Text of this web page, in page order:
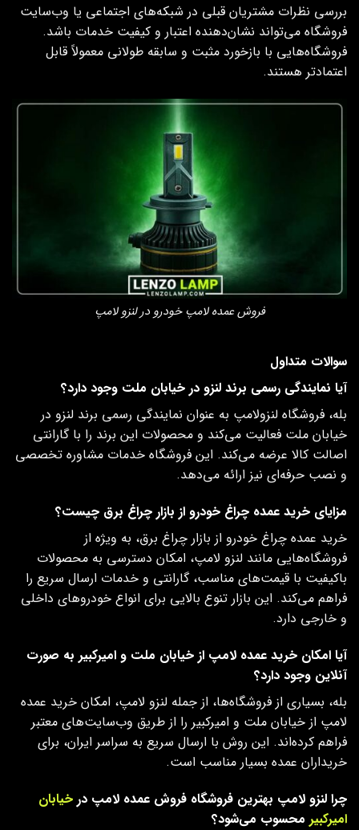
بررسی نظرات مشتریان قبلی در شبکه‌های اجتماعی یا وب‌سایت
فروشگاه می‌تواند نشان‌دهنده اعتبار و کیفیت خدمات باشد.
فروشگاه‌هایی با بازخورد مثبت و سابقه طولانی معمولاً قابل
اعتمادتر هستند.
فروش عمده لامپ خودرو در لنزو لامپ
سوالات متداول
آیا نمایندگی رسمی برند لنزو در خیابان ملت وجود دارد؟
بله، فروشگاه لنزولامپ به‌ عنوان نمایندگی رسمی برند لنزو در
خیابان ملت فعالیت می‌کند و محصولات این برند را با گارانتی
اصالت کالا عرضه می‌کند. این فروشگاه خدمات مشاوره تخصصی
و نصب حرفه‌ای نیز ارائه می‌دهد.
مزایای خرید عمده چراغ خودرو از بازار چراغ برق چیست؟
خرید عمده چراغ خودرو از بازار چراغ برق، به‌ ویژه از
فروشگاه‌هایی مانند لنزو لامپ، امکان دسترسی به محصولات
باکیفیت با قیمت‌های مناسب، گارانتی و خدمات ارسال سریع را
فراهم می‌کند. این بازار تنوع بالایی برای انواع خودروهای داخلی
و خارجی دارد.
آیا امکان خرید عمده لامپ از خیابان ملت و امیرکبیر به‌ صورت
آنلاین وجود دارد؟
بله، بسیاری از فروشگاه‌ها، از جمله لنزو لامپ، امکان خرید عمده
لامپ از خیابان ملت و امیرکبیر را از طریق وب‌سایت‌های معتبر
فراهم کرده‌اند. این روش با ارسال سریع به سراسر ایران، برای
خریداران عمده بسیار مناسب است.
چرا لنزو لامپ بهترین فروشگاه فروش عمده لامپ در خیابان
امیرکبیر محسوب می‌شود؟